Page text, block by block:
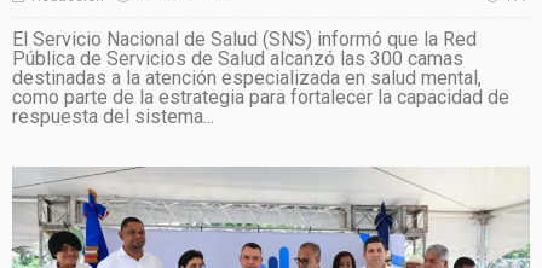
El Servicio Nacional de Salud (SNS) informó que la Red
Pública de Servicios de Salud alcanzó las 300 camas
destinadas a la atención especializada en salud mental,
como parte de la estrategia para fortalecer la capacidad de
respuesta del sistema...